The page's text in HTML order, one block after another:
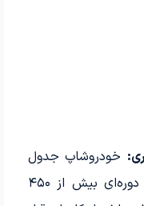
خودروشاپ جدول
کامل هزینه تعویض و سرویس دوره‌ای بیش از ۴۵۰